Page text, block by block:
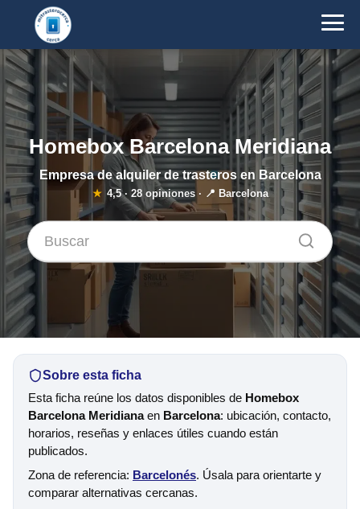
Homebox Barcelona Meridiana
Empresa de alquiler de trasteros en Barcelona
★ 4,5· 28opiniones · 📍 Barcelona
Sobre esta ficha
Esta ficha reúne los datos disponibles de Homebox
Barcelona Meridianaen Barcelona: ubicación, contacto,
horarios, reseñas y enlaces útiles cuando están
publicados.
Zona de referencia: Barcelonés. Úsala para orientarte y
comparar alternativas cercanas.